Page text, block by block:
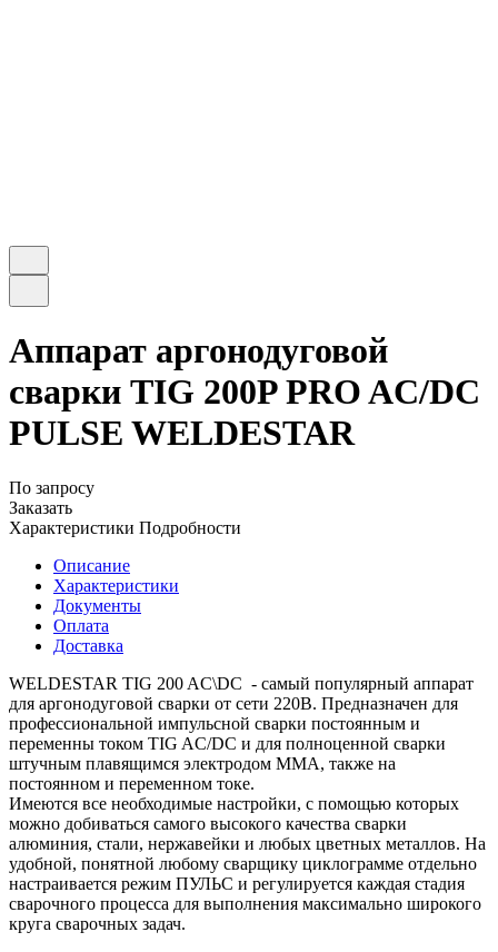
Аппарат аргонодуговой
сварки TIG 200P PRO AC/DC
PULSE WELDESTAR
По запросу
Заказать
Характеристики Подробности
Описание
Характеристики
Документы
Оплата
Доставка
WELDESTAR TIG 200 AC\DC - самый популярный аппарат
для аргонодуговой сварки от сети 220В. Предназначен для
профессиональной импульсной сварки постоянным и
переменны током TIG AC/DC и для полноценной сварки
штучным плавящимся электродом MMA, также на
постоянном и переменном токе.
Имеются все необходимые настройки, с помощью которых
можно добиваться самого высокого качества сварки
алюминия, стали, нержавейки и любых цветных металлов. На
удобной, понятной любому сварщику циклограмме отдельно
настраивается режим ПУЛЬС и регулируется каждая стадия
сварочного процесса для выполнения максимально широкого
круга сварочных задач.